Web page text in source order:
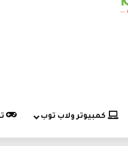
كمبيوتر ولاب توب